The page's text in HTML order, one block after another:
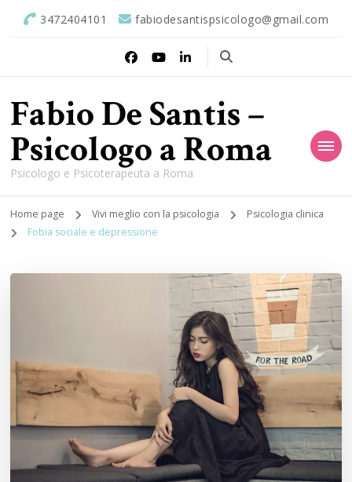
3472404101 fabiodesantispsicologo@gmail.com
Fabio De Santis –
Psicologo a Roma
Psicologo e Psicoterapeuta a Roma
Home page Vivi meglio con la psicologia
Psicologia clinica
Fobia sociale e depressione